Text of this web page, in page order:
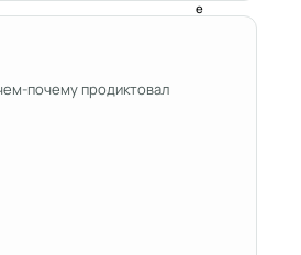
почему продиктовал